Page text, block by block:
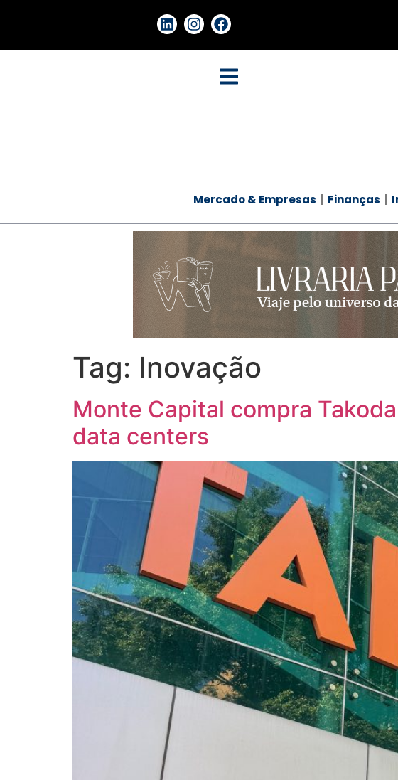
Mercado & Empresas Finanças
Tag: Inovação
Monte Capital compra
data centers